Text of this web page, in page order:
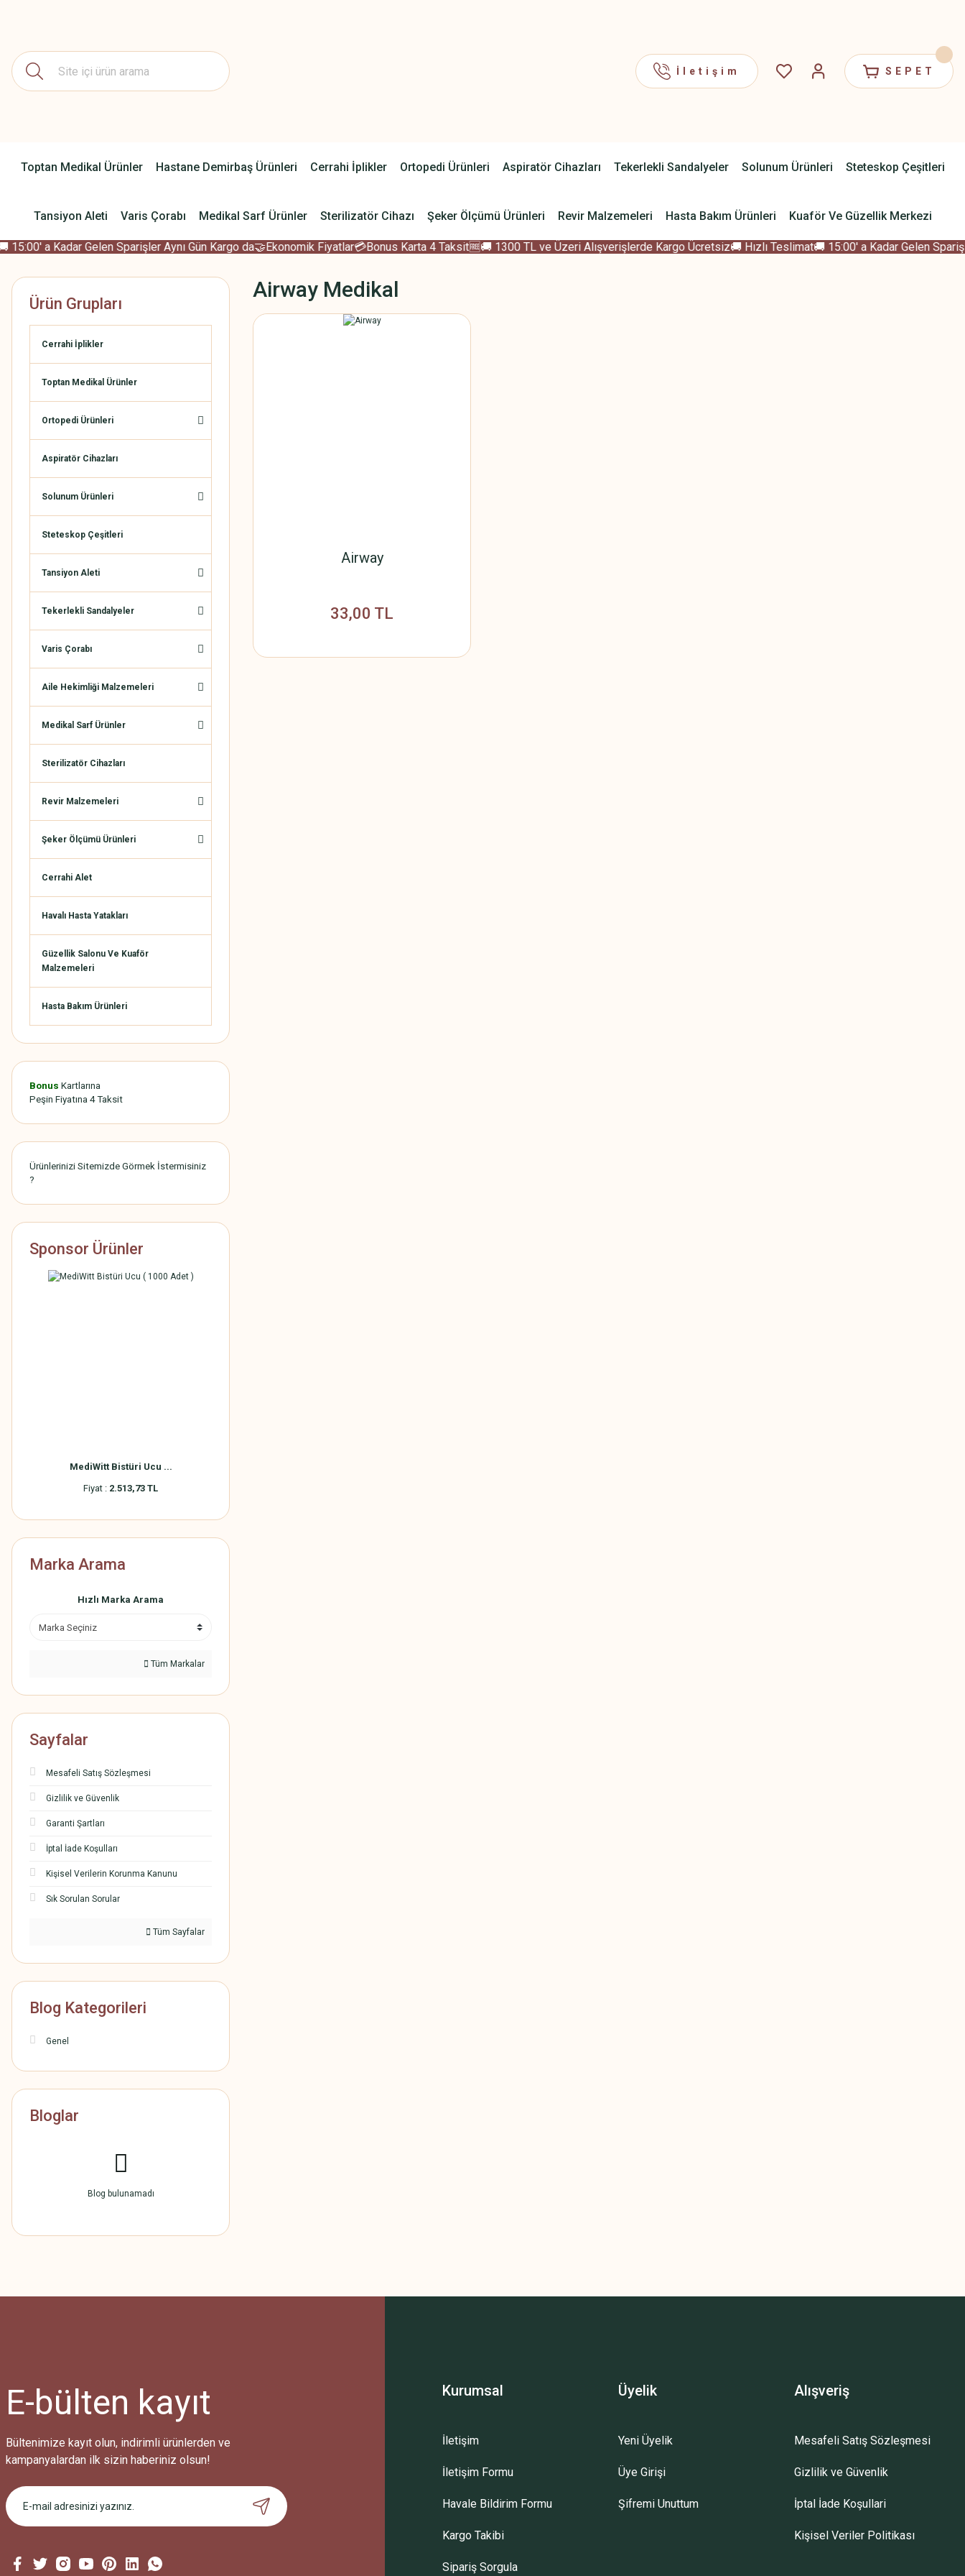
İletişim SEPET
Toptan Medikal Ürünler Hastane Demirbaş Ürünleri Cerrahi İplikler Ortopedi Ürünleri Aspiratör Cihazları Tekerlekli Sandalyeler Solunum Ürünleri Steteskop Çeşitleri
Tansiyon Aleti Varis Çorabı Medikal Sarf Ürünler Sterilizatör Cihazı Şeker Ölçümü Ürünleri Revir Malzemeleri Hasta Bakım Ürünleri Kuaför Ve Güzellik Merkezi
a Kadar Gelen Sparişler Aynı Gün Kargo da 🤝Ekonomik Fiyatlar💳Bonus Karta 4 Taksit🆓🚚 1300 TL ve Üzeri Alışverişlerde Kargo Ücretsiz🚚 Hızlı Teslimat🚚 15:00' a Kadar Gelen Sparişler
Ürün Grupları
Cerrahi İplikler
Toptan Medikal Ürünler
Ortopedi Ürünleri
Aspiratör Cihazları
Solunum Ürünleri
Steteskop Çeşitleri
Tansiyon Aleti
Tekerlekli Sandalyeler
Varis Çorabı
Aile Hekimliği Malzemeleri
Medikal Sarf Ürünler
Sterilizatör Cihazları
Revir Malzemeleri
Şeker Ölçümü Ürünleri
Cerrahi Alet
Havalı Hasta Yatakları
Güzellik Salonu Ve Kuaför
Malzemeleri
Hasta Bakım Ürünleri
Bonus Kartlarına
Peşin Fiyatına 4 Taksit
Ürünlerinizi Sitemizde Görmek İstermisiniz
?
Sponsor Ürünler
MediWitt Bistüri Ucu ...
Fiyat : 2.513,73 TL
Marka Arama
Hızlı Marka Arama
Tüm Markalar
Sayfalar
Mesafeli Satış Sözleşmesi
Gizlilik ve Güvenlik
Garanti Şartları
İptal İade Koşulları
Kişisel Verilerin Korunma Kanunu
Sık Sorulan Sorular
Tüm Sayfalar
Blog Kategorileri
Genel
Bloglar
Blog bulunamadı
Airway Medikal
Airway
33,00 TL
E-bülten kayıt
Bültenimize kayıt olun, indirimli ürünlerden ve
kampanyalardan ilk sizin haberiniz olsun!
Kurumsal
İletişim
İletişim Formu
Havale Bildirim Formu
Kargo Takibi
Sipariş Sorgula
Üyelik
Yeni Üyelik
Üye Girişi
Şifremi Unuttum
Alışveriş
Mesafeli Satış Sözleşmesi
Gizlilik ve Güvenlik
İptal İade Koşullari
Kişisel Veriler Politikası